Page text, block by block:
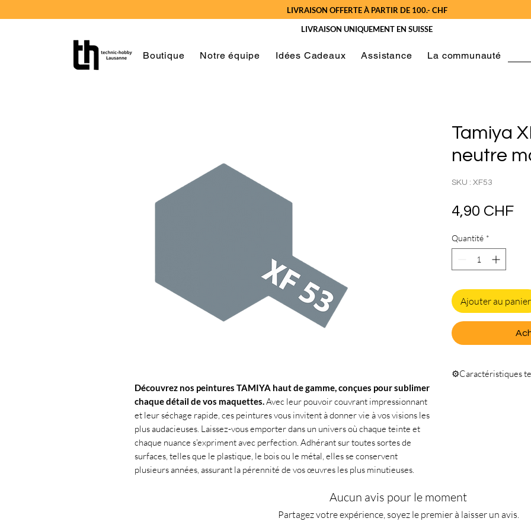
LIVRAISON OFFERTE À PARTIR DE 100.- CHF
LIVRAISON UNIQUEMENT EN SUISSE
Boutique Notre équipe Idées Cadeaux Assistance La communauté
Découvrez nos peintures TAMIYA haut de gamme, conçues pour sublimer
chaque détail de vos maquettes.Avec leur pouvoir couvrant impressionnant
et leur séchage rapide, ces peintures vous invitent à donner vie à vos visions les
plus audacieuses. Laissez-vous emporter dans un univers où chaque teinte et
chaque nuance s'expriment avec perfection. Adhérant sur toutes sortes de
surfaces, telles que le plastique, le bois ou le métal, elles se conservent
plusieurs années, assurant la pérennité de vos œuvres les plus minutieuses.
Tamiya
neutre
SKU : XF53
4,90 CHF
Quantité *
Ajouter au panier
⚙️Caractéristiques
Aucun avis pour le moment
Partagez votre expérience, soyez le premier à laisser un avis.